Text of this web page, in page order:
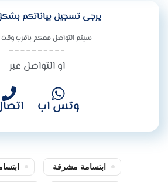
يرجى تسجيل بياناتكم
سيتم التواصل معكم باقرب
او التواصل عبر
وتس اب
ابتسامة مشرقة